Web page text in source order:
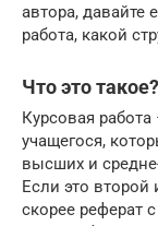
автора, давайте
работа, какой
Что это такое?
Курсовая
учащегося,
высших и
Если это второй
скорее реферат